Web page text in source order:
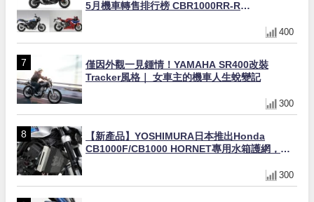
5月機車轉售排行榜 CBR1000RR-R
400
僅因外觀一見鍾情！YAMAHA SR400改裝
Tracker風格｜ 女車主的機車人生蛻變記
300
【新產品】YOSHIMURA日本推出Honda
CB1000F/CB1000 HORNET專用水箱護網，六
300